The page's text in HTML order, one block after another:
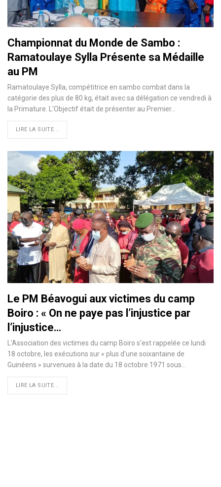
Championnat du Monde de Sambo :
Ramatoulaye Sylla Présente sa Médaille
au PM
Ramatoulaye Sylla, compétitrice en sambo combat dans la
catégorie des plus de 80 kg, était avec sa délégation ce vendredi à
la Primature. L'Objectif était de présenter au Premier…
LIRE LA SUITE...
Le PM Béavogui aux victimes du camp
Boiro : « On ne paye pas l’injustice par
l’injustice…
L'Association des victimes du camp Boiro s'est rappelée ce lundi
18 octobre, les exécutions sur « plus d'une soixantaine de
Guinéens » survenues à la date du 18 octobre 1971 sous…
LIRE LA SUITE...